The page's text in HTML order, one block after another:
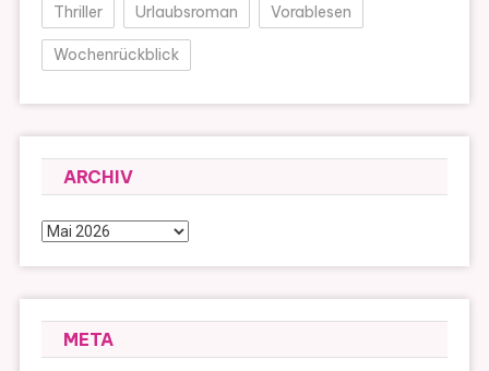
Thriller Urlaubsroman Vorablesen
Wochenrückblick
ARCHIV
Archiv
META